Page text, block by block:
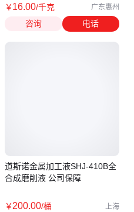
￥16.00/千克 广东惠州
咨询 电话
道斯诺金属加工液SHJ-410B全
合成磨削液 公司保障
￥200.00/桶 上海